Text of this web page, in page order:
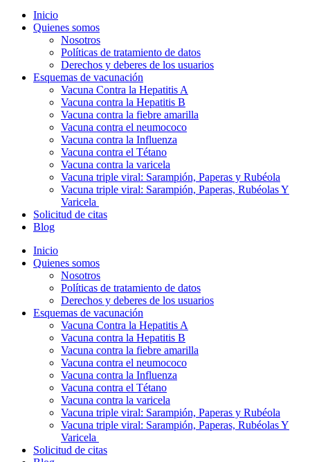
Inicio
Quienes somos
Nosotros
Políticas de tratamiento de datos
Derechos y deberes de los usuarios
Esquemas de vacunación
Vacuna Contra la Hepatitis A
Vacuna contra la Hepatitis B
Vacuna contra la fiebre amarilla
Vacuna contra el neumococo
Vacuna contra la Influenza
Vacuna contra el Tétano
Vacuna contra la varicela
Vacuna triple viral: Sarampión, Paperas y Rubéola
Vacuna triple viral: Sarampión, Paperas, Rubéolas Y
Varicela
Solicitud de citas
Blog
Inicio
Quienes somos
Nosotros
Políticas de tratamiento de datos
Derechos y deberes de los usuarios
Esquemas de vacunación
Vacuna Contra la Hepatitis A
Vacuna contra la Hepatitis B
Vacuna contra la fiebre amarilla
Vacuna contra el neumococo
Vacuna contra la Influenza
Vacuna contra el Tétano
Vacuna contra la varicela
Vacuna triple viral: Sarampión, Paperas y Rubéola
Vacuna triple viral: Sarampión, Paperas, Rubéolas Y
Varicela
Solicitud de citas